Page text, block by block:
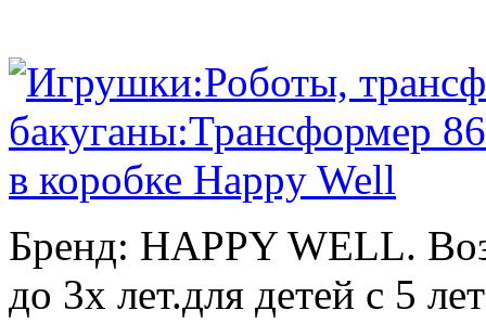
Бренд: HAPPY WELL.
до 3х лет.для детей с 5 лет